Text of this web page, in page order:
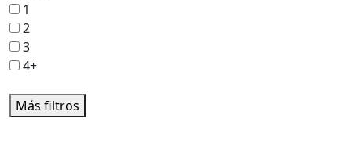
1
2
3
4+
Más filtros